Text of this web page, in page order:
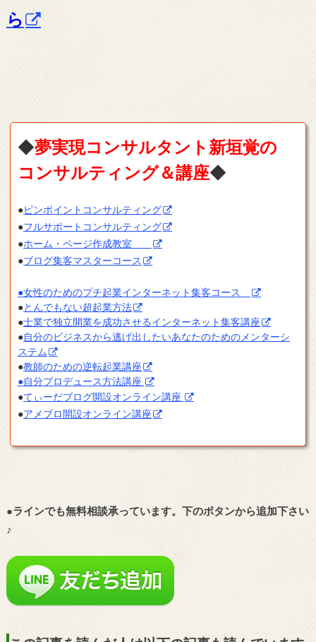
ら
◆夢実現コンサルタント新垣覚の
コンサルティング＆講座◆
●ピンポイントコンサルティング
●フルサポートコンサルティング
●ホーム・ページ作成教室
●ブログ集客マスターコース
●女性のためのプチ起業インターネット集客コース
●とんでもない超起業方法
●士業で独立開業を成功させるインターネット集客講座
●自分のビジネスから逃げ出したいあなたのためのメンターシ
ステム
●教師のための逆転起業講座
●自分プロデュース方法講座
●てぃーだブログ開設オンライン講座
●アメブロ開設オンライン講座
●ラインでも無料相談承っています。下のボタンから追加下さい
♪